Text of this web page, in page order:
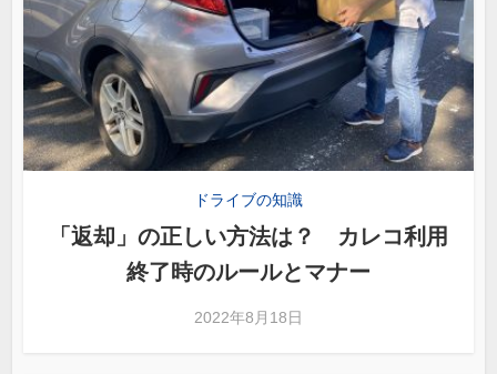
ドライブの知識
「返却」の正しい方法は？ カレコ利用
終了時のルールとマナー
2022年8月18日